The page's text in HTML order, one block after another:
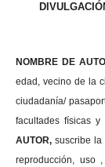
NOMBRE DE
edad, vecino
ciudadanía/
facultades físicas
AUTOR,suscribe la
reproducción, uso